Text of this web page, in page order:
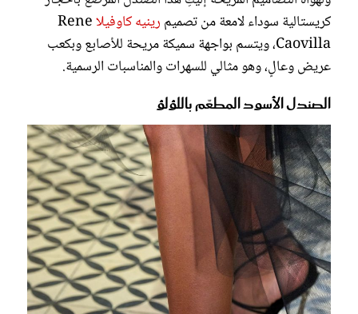
كريستالية سوداء لامعة من تصميم رينيه كاوفيلاRene
Caovilla، ويتسم بواجهة سميكة مريحة للأصابع وبكعب
عريض وعالٍ، وهو مثالي للسهرات والمناسبات الرسمية.
الصندل الأسود المطعّم باللؤلؤ